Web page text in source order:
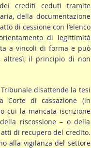
crediti ceduti tramite
della documentazione
di cessione con l’elenco
di legittimità
a vincoli di forma e può
altresì, il principio di non
Tribunale disattende la tesi
Corte di cassazione (in
cui la mancata iscrizione
riscossione – o della
di recupero del credito.
alla vigilanza del settore